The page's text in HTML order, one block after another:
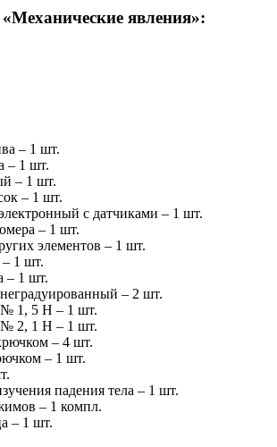
явления»:
– 1 шт.
– 1 шт.
– 1 шт.
– 1 шт.
с датчиками – 1 шт.
– 1 шт.
элементов – 1 шт.
1 шт.
– 1 шт.
– 2 шт.
1, 5 Н – 1 шт.
2, 1 Н – 1 шт.
– 4 шт.
– 1 шт.
падения тела – 1 шт.
– 1 компл.
– 1 шт.